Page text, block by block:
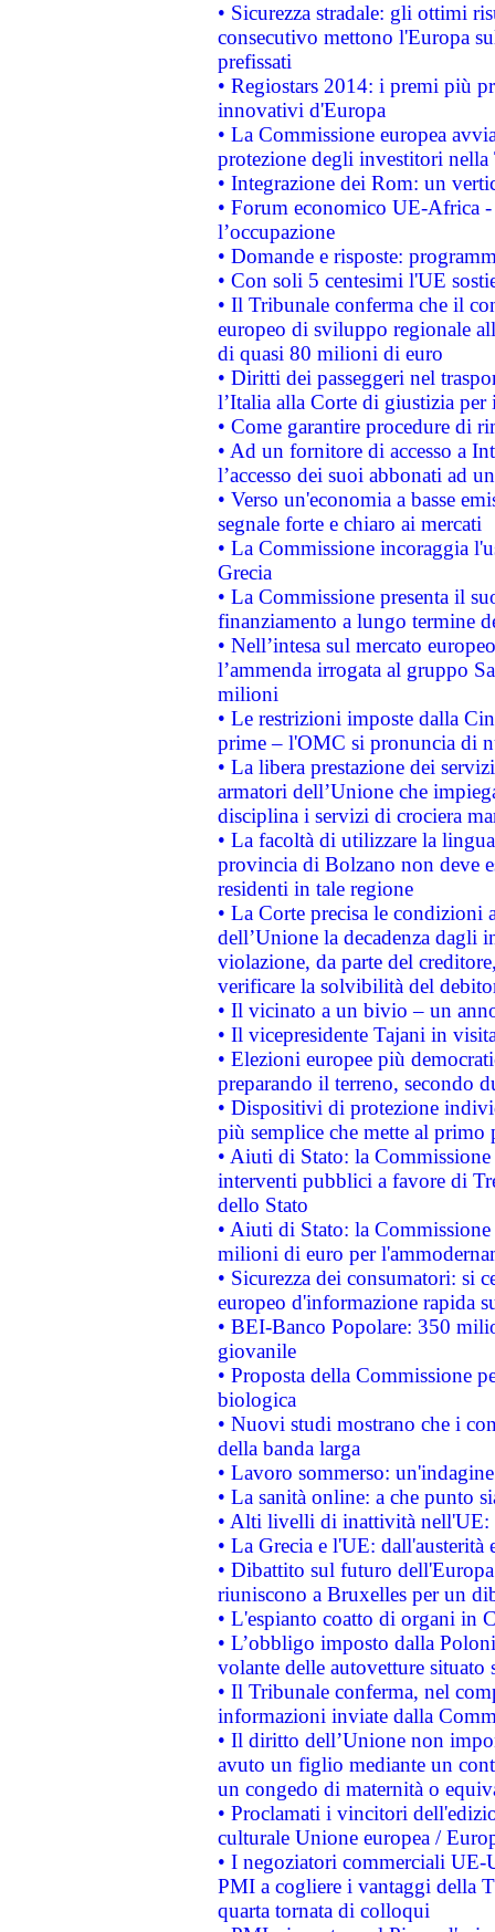
• Sicurezza stradale: gli ottimi
consecutivo mettono l'Europa
prefissati
• Regiostars 2014: i premi più
innovativi d'Europa
• La Commissione europea
protezione degli investitori
• Integrazione dei Rom: un
• Forum economico UE-Africa -
l’occupazione
• Domande e risposte:
• Con soli 5 centesimi l'UE
• Il Tribunale conferma che il
europeo di sviluppo regionale
di quasi 80 milioni di euro
• Diritti dei passeggeri nel
l’Italia alla Corte di giustizia
• Come garantire procedure di
• Ad un fornitore di accesso a
l’accesso dei suoi abbonati ad
• Verso un'economia a basse
segnale forte e chiaro ai mercati
• La Commissione incoraggia
Grecia
• La Commissione presenta il
finanziamento a lungo termine
• Nell’intesa sul mercato
l’ammenda irrogata al gruppo
milioni
• Le restrizioni imposte dalla
prime – l'OMC si pronuncia di
• La libera prestazione dei
armatori dell’Unione che
disciplina i servizi di crociera
• La facoltà di utilizzare la
provincia di Bolzano non deve
residenti in tale regione
• La Corte precisa le
dell’Unione la decadenza dagli
violazione, da parte del
verificare la solvibilità del
• Il vicinato a un bivio – un
• Il vicepresidente Tajani in
• Elezioni europee più
preparando il terreno, secondo
• Dispositivi di protezione
più semplice che mette al primo
• Aiuti di Stato: la
interventi pubblici a favore di
dello Stato
• Aiuti di Stato: la
milioni di euro per
• Sicurezza dei consumatori: si
europeo d'informazione rapida
• BEI-Banco Popolare: 350
giovanile
• Proposta della Commissione
biologica
• Nuovi studi mostrano che i
della banda larga
• Lavoro sommerso:
• La sanità online: a che punto
• Alti livelli di inattività nell'UE:
• La Grecia e l'UE: dall'austerità
• Dibattito sul futuro
riuniscono a Bruxelles per un
• L'espianto coatto di organi in
• L’obbligo imposto dalla
volante delle autovetture
• Il Tribunale conferma, nel
informazioni inviate dalla
• Il diritto dell’Unione non
avuto un figlio mediante un
un congedo di maternità o
• Proclamati i vincitori
culturale Unione europea /
• I negoziatori commerciali UE-
PMI a cogliere i vantaggi della
quarta tornata di colloqui